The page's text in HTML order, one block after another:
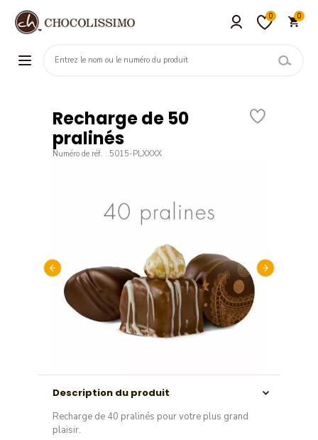
0 0
Recharge de 50
pralinés
Numéro de réf. : 5015-PLXXXX
Description du produit
Recharge de 40 pralinés pour votre plus grand
plaisir.